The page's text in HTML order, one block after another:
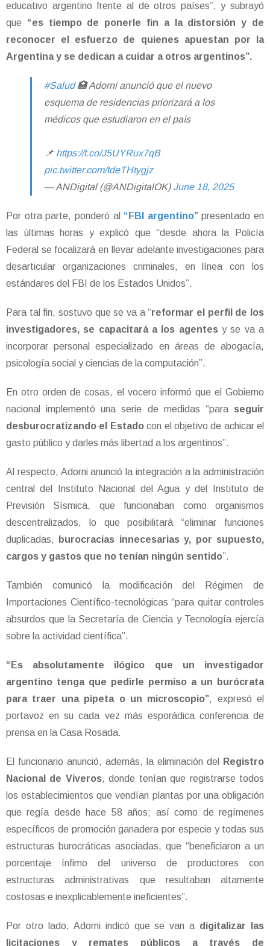
educativo argentino frente al de otros países”, y subrayó
que “es tiempo de ponerle fin a la distorsión y de
reconocer el esfuerzo de quienes apuestan por la
Argentina y se dedican a cuidar a otros argentinos”.
#Salud🏥 Adorni anunció que el nuevo
esquema de residencias priorizará a los
médicos que estudiaron en el país
📌 https://t.co/J5UYRux7qB
pic.twitter.com/tdeTHtygjz
— ANDigital (@ANDigitalOK) June 18, 2025
Por otra parte, ponderó al “FBI argentino”presentado en
las últimas horas y explicó que “desde ahora la Policía
Federal se focalizará en llevar adelante investigaciones para
desarticular organizaciones criminales, en línea con los
estándares del FBI de los Estados Unidos”.
Para tal fin, sostuvo que se va a “reformar el perfil de los
investigadores, se capacitará a los agentes y se va a
incorporar personal especializado en áreas de abogacía,
psicología social y ciencias de la computación”.
En otro orden de cosas, el vocero informó que el Gobierno
nacional implementó una serie de medidas “para seguir
desburocratizando el Estadocon el objetivo de achicar el
gasto público y darles más libertad a los argentinos”.
Al respecto, Adorni anunció la integración a la administración
central del Instituto Nacional del Agua y del Instituto de
Previsión Sísmica, que funcionaban como organismos
descentralizados, lo que posibilitará “eliminar funciones
duplicadas,
burocracias innecesarias y, por supuesto,
cargos y gastos que no tenían ningún sentido”.
También comunicó la modificación del Régimen de
Importaciones Científico-tecnológicas “para quitar controles
absurdos que la Secretaría de Ciencia y Tecnología ejercía
sobre la actividad científica”.
“Es absolutamente ilógico que un investigador
argentino tenga que pedirle permiso a un burócrata
para traer una pipeta o un microscopio”, expresó el
portavoz en su cada vez más esporádica conferencia de
prensa en la Casa Rosada.
El funcionario anunció, además, la eliminación del
Registro
Nacional de Viveros, donde tenían que registrarse todos
los establecimientos que vendían plantas por una obligación
que regía desde hace 58 años; así como de regímenes
específicos de promoción ganadera por especie y todas sus
estructuras burocráticas asociadas, que “beneficiaron a un
porcentaje ínfimo del universo de productores con
estructuras administrativas que resultaban altamente
costosas e inexplicablemente ineficientes”.
Por otro lado, Adorni indicó que se van a digitalizar las
licitaciones y remates públicos a través de